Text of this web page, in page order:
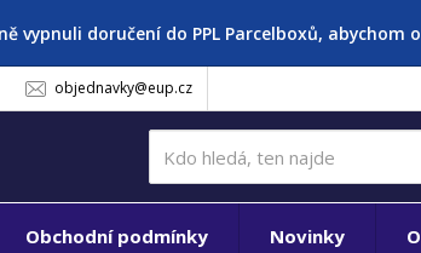
vypnuli doručení do PPL Parcelboxů,
objednavky@eup.cz
Obchodní podmínky Novinky